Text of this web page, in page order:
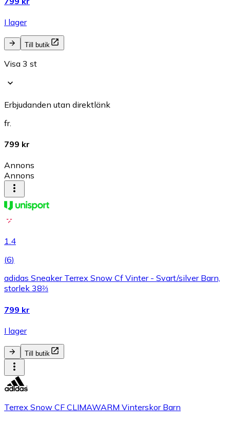
I lager
Till butik
Visa 3 st
Erbjudanden utan direktlänk
fr.
799 kr
Annons
Annons
1.4
(6)
adidas Sneaker Terrex Snow Cf Vinter - Svart/silver Barn,
storlek 38⅔
799 kr
I lager
Till butik
Terrex Snow CF CLIMAWARM Vinterskor Barn